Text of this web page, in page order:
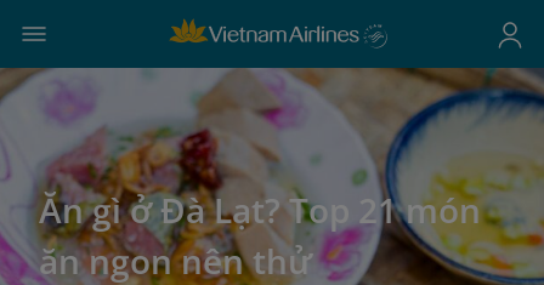
Ăn gì ở Đà Lạt? Top 21 món
ăn ngon nên thử